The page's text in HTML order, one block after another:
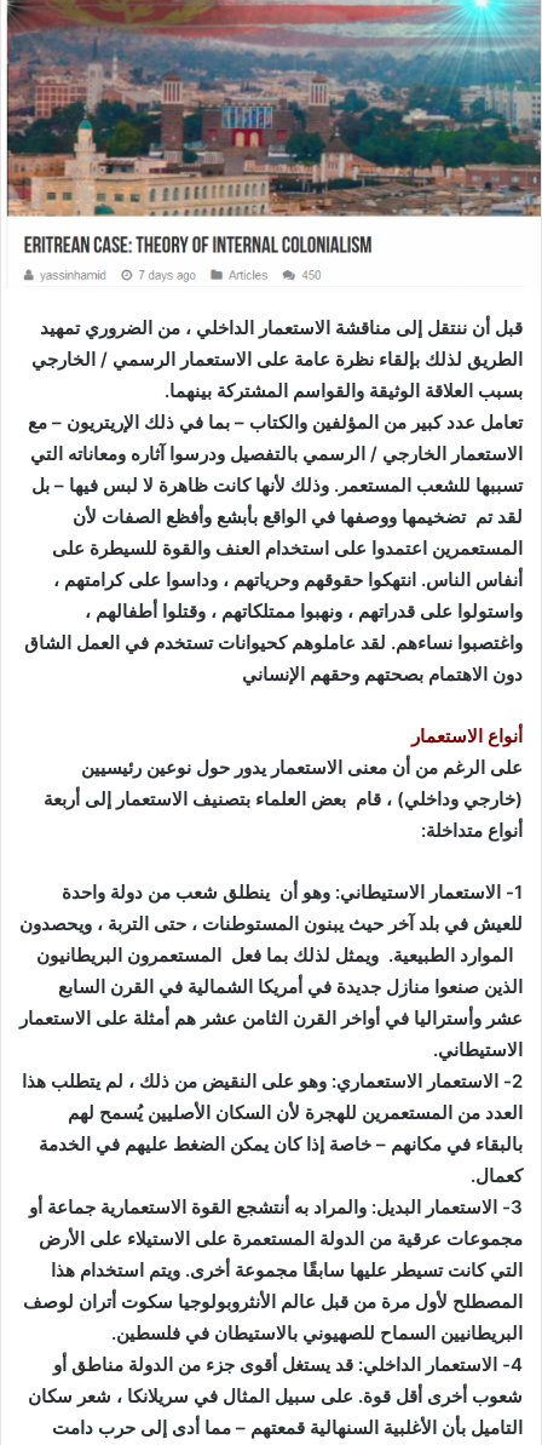
ر
ي
د
ا
إ
ل
ك
ا
قبل أن ننتقل إلى مناقشة الاستعمار الداخلي ، من الضروري تمهيد
الطريق لذلك بإلقاء نظرة عامة على الاستعمار الرسمي / الخارجي
بسبب العلاقة الوثيقة والقواسم المشتركة بينهما.
تعامل عدد كبير من المؤلفين والكتاب – بما في ذلك الإريتريون – مع
الاستعمار الخارجي / الرسمي بالتفصيل ودرسوا آثاره ومعاناته التي
تسببها للشعب المستعمر. وذلك لأنها كانت ظاهرة لا لبس فيها – بل
لقد تم تضخيمها ووصفها في الواقع بأبشع وأفظع الصفات لأن
المستعمرين اعتمدوا على استخدام العنف والقوة للسيطرة على
أنفاس الناس. انتهكوا حقوقهم وحرياتهم ، وداسوا على كرامتهم ،
واستولوا على قدراتهم ، ونهبوا ممتلكاتهم ، وقتلوا أطفالهم ،
واغتصبوا نساءهم. لقد عاملوهم كحيوانات تستخدم في العمل الشاق
دون الاهتمام بصحتهم وحقهم الإنساني
أنواع الاستعمار
على الرغم من أن معنى الاستعمار يدور حول نوعين رئيسيين
(خارجي وداخلي) ، قام بعض العلماء بتصنيف الاستعمار إلى أربعة
أنواع متداخلة:
1- الاستعمار الاستيطاني: وهو أن ينطلق شعب من دولة واحدة
للعيش في بلد آخر حيث يبنون المستوطنات ، حتى التربة ، ويحصدون
الموارد الطبيعية. ويمثل لذلك بما فعل المستعمرون البريطانيون
الذين صنعوا منازل جديدة في أمريكا الشمالية في القرن السابع
عشر وأستراليا في أواخر القرن الثامن عشر هم أمثلة على الاستعمار
الاستيطاني.
2- الاستعمار الاستعماري: وهو على النقيض من ذلك ، لم يتطلب هذا
العدد من المستعمرين للهجرة لأن السكان الأصليين يُسمح لهم
بالبقاء في مكانهم – خاصة إذا كان يمكن الضغط عليهم في الخدمة
كعمال.
3- الاستعمار البديل: والمراد به أنتشجع القوة الاستعمارية جماعة أو
مجموعات عرقية من الدولة المستعمرة على الاستيلاء على الأرض
التي كانت تسيطر عليها سابقًا مجموعة أخرى. ويتم استخدام هذا
المصطلح لأول مرة من قبل عالم الأنثروبولوجيا سكوت أتران لوصف
البريطانيين السماح للصهيوني بالاستيطان في فلسطين.
4- الاستعمار الداخلي: قد يستغل أقوى جزء من الدولة مناطق أو
شعوب أخرى أقل قوة. على سبيل المثال في سريلانكا ، شعر سكان
التاميل بأن الأغلبية السنهالية قمعتهم – مما أدى إلى حرب دامت